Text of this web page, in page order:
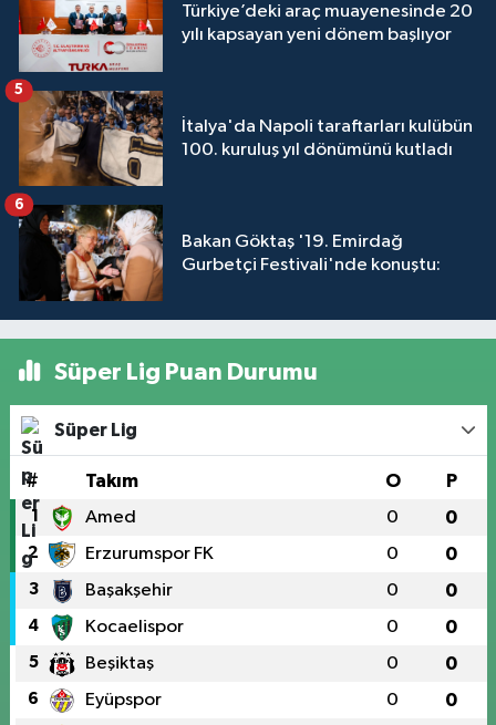
Türkiye’deki araç muayenesinde 20
yılı kapsayan yeni dönem başlıyor
İtalya'da Napoli taraftarları kulübün
100. kuruluş yıl dönümünü kutladı
5
Bakan Göktaş '19. Emirdağ
Gurbetçi Festivali'nde konuştu:
6
Süper Lig Puan Durumu
Süper Lig
# Takım O P
1 Amed 0 0
2 Erzurumspor FK 0 0
3 Başakşehir 0 0
4 Kocaelispor 0 0
5 Beşiktaş 0 0
6 Eyüpspor 0 0